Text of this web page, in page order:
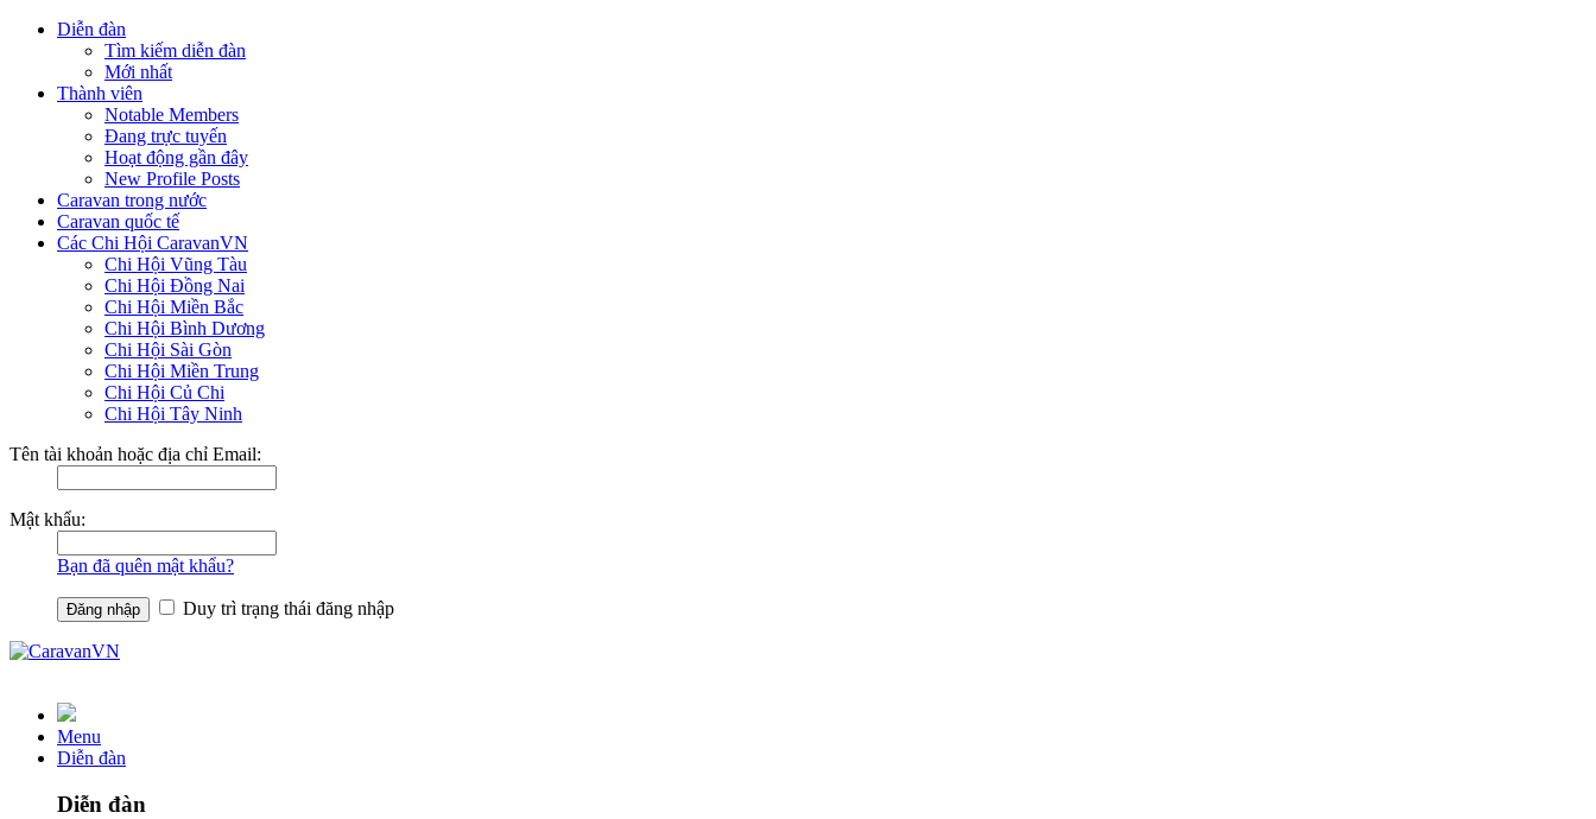
Diễn đàn
Tìm kiếm diễn đàn
Mới nhất
Thành viên
Notable Members
Đang trực tuyến
Hoạt động gần đây
New Profile Posts
Caravan trong nước
Caravan quốc tế
Các Chi Hội CaravanVN
Chi Hội Vũng Tàu
Chi Hội Đồng Nai
Chi Hội Miền Bắc
Chi Hội Bình Dương
Chi Hội Sài Gòn
Chi Hội Miền Trung
Chi Hội Củ Chi
Chi Hội Tây Ninh
Tên tài khoản hoặc địa chỉ Email:
Mật khẩu:
Bạn đã quên mật khẩu?
Duy trì trạng thái đăng nhập
Menu
Diễn đàn
Diễn đàn